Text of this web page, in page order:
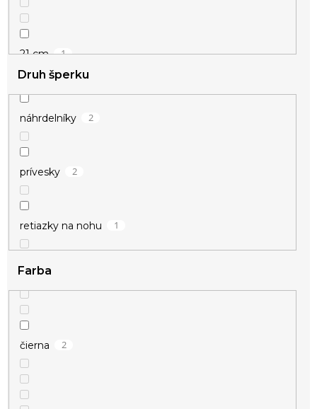
21 cm 1
22 cm 1
23 cm
24 cm a viac
40 – 49 cm
50 – 59 cm
Druh šperku
náhrdelníky 2
prívesky 2
retiazky na nohu 1
Farba
čierna 2